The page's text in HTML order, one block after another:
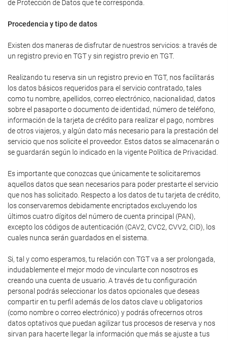
de Protección de Datos que te corresponda.
Procedencia y tipo de datos
Existen dos maneras de disfrutar de nuestros servicios: a través de
un registro previo en TGT y sin registro previo en TGT.
Realizando tu reserva sin un registro previo en TGT, nos facilitarás
los datos básicos requeridos para el servicio contratado, tales
como tu nombre, apellidos, correo electrónico, nacionalidad, datos
sobre el pasaporte o documento de identidad, número de teléfono,
información de la tarjeta de crédito para realizar el pago, nombres
de otros viajeros, y algún dato más necesario para la prestación del
servicio que nos solicite el proveedor. Estos datos se almacenarán o
se guardarán según lo indicado en la vigente Política de Privacidad.
Es importante que conozcas que únicamente te solicitaremos
aquellos datos que sean necesarios para poder prestarte el servicio
que nos has solicitado. Respecto a los datos de tu tarjeta de crédito,
los conservaremos debidamente encriptados excluyendo los
últimos cuatro dígitos del número de cuenta principal (PAN),
excepto los códigos de autenticación (CAV2, CVC2, CVV2, CID), los
cuales nunca serán guardados en el sistema.
Si, tal y como esperamos, tu relación con TGT va a ser prolongada,
indudablemente el mejor modo de vincularte con nosotros es
creando una cuenta de usuario. A través de tu configuración
personal podrás seleccionar los datos opcionales que deseas
compartir en tu perfil además de los datos clave u obligatorios
(como nombre o correo electrónico) y podrás ofrecernos otros
datos optativos que puedan agilizar tus procesos de reserva y nos
sirvan para hacerte llegar la información que más se ajuste a tus